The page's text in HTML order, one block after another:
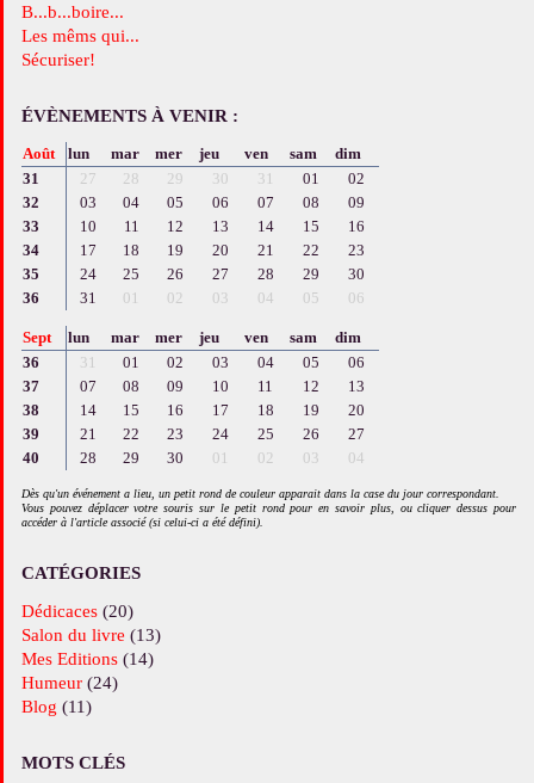
B...b...boire...
Les mêms qui...
Sécuriser!
ÉVÈNEMENTS À VENIR :
Août lun mar mer jeu ven sam
dim
31
27 28 29 30 31 01
02
32
03 04 05 06 07 08
09
33
10 11 12 13 14 15
16
34
17 18 19 20 21 22
23
35
24 25 26 27 28 29
30
36
31 01 02 03 04 05 06
Sept lun mar mer jeu ven sam
dim
36
31 01 02 03 04 05
06
37
07 08 09 10 11 12
13
38
14 15 16 17 18 19
20
39
21 22 23 24 25 26
27
40
28 29 30 01 02 03 04
Dès qu'un événement a lieu, un petit rond de couleur apparait dans la case du jour correspondant.
Vous pouvez déplacer votre souris sur le petit rond pour en savoir plus, ou cliquer dessus pour
accéder à l'article associé (si celui-ci a été défini).
CATÉGORIES
Dédicaces(20)
Salon du livre (13)
Mes Editions(14)
Humeur(24)
Blog (11)
MOTS CLÉS